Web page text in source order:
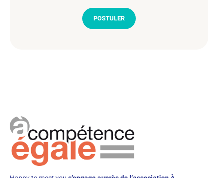
POSTULER